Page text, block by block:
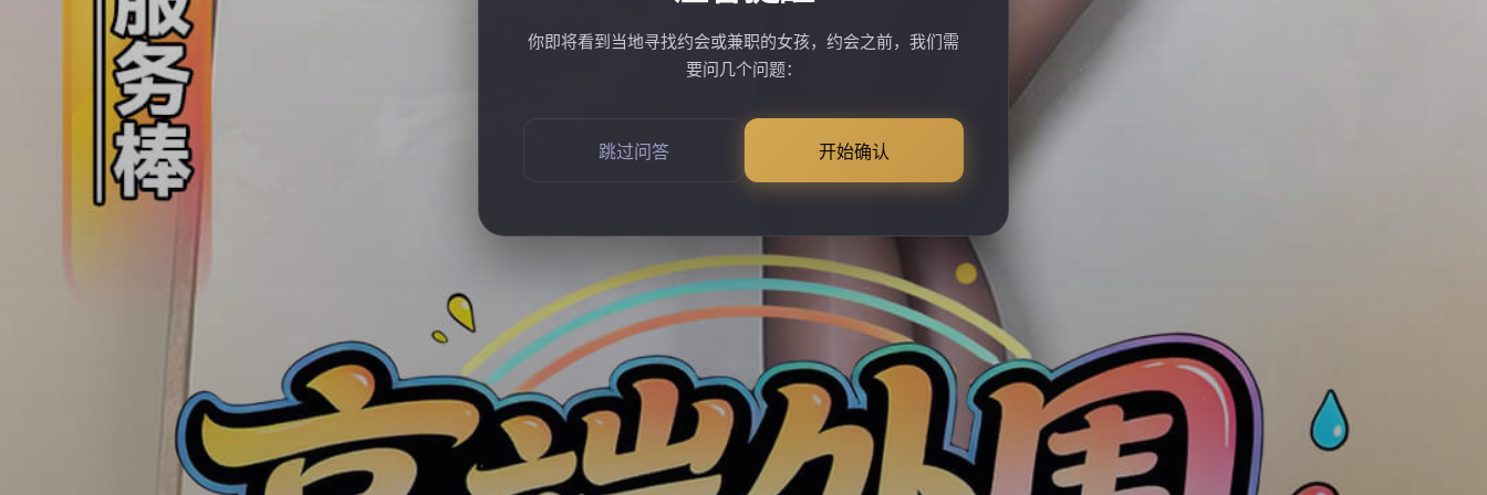
你即将看到当地寻找约会或兼职的女孩，约会之前，我们需
要问几个问题：
跳过问答 开始确认